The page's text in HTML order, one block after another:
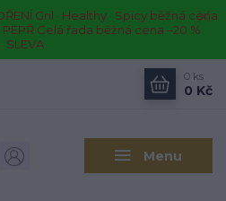
Gril · Healthy · Spicy běžná cena
PEPŘ Celá řada běžná cena –20 %
SLEVA
Menu
0 ks
0 Kč